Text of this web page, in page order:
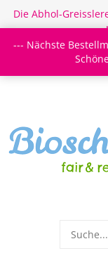
Die Abhol-
Login/Register
--- Nächste